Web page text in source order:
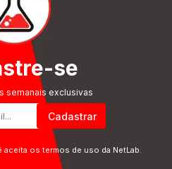
se
semanais exclusivas
Cadastrar
aceita os termos de uso da NetLab.